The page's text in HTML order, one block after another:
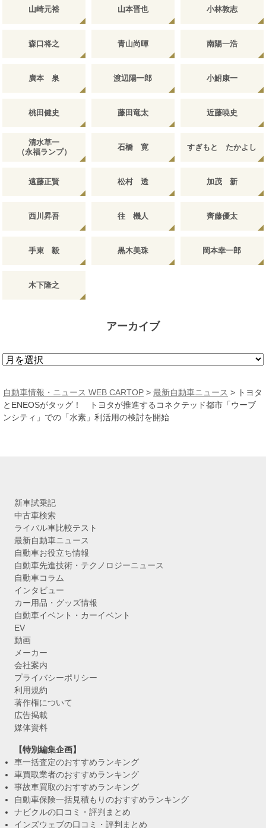
山崎元裕 山本晋也 小林敦志
森口将之 青山尚暉 南陽一浩
廣本 泉 渡辺陽一郎 小鮒康一
桃田健史 藤田竜太 近藤暁史
清水草一
（永福ランプ）
石橋 寛 すぎもと たかよし
遠藤正賢 松村 透 加茂 新
西川昇吾 往 機人 齊藤優太
手束 毅 黒木美珠 岡本幸一郎
木下隆之
アーカイブ
ア
カ
イ
ブ
自動車情報・ニュース WEB CARTOP > 最新自動車ニュース > トヨタ
とENEOSがタッグ！ トヨタが推進するコネクテッド都市「ウーブ
ンシティ」での「水素」利活用の検討を開始
新車試乗記
中古車検索
ライバル車比較テスト
最新自動車ニュース
自動車お役立ち情報
自動車先進技術・テクノロジーニュース
自動車コラム
インタビュー
カー用品・グッズ情報
自動車イベント・カーイベント
EV
動画
メーカー
会社案内
プライバシーポリシー
利用規約
著作権について
広告掲載
媒体資料
【特別編集企画】
車一括査定のおすすめランキング
車買取業者のおすすめランキング
事故車買取のおすすめランキング
自動車保険一括見積もりのおすすめランキング
ナビクルの口コミ・評判まとめ
インズウェブの口コミ・評判まとめ